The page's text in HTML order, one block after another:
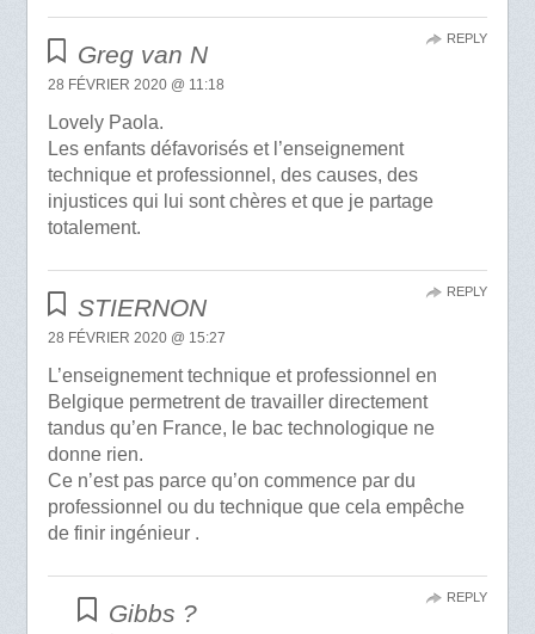
Greg van N
28 FÉVRIER 2020 @ 11:18
Lovely Paola.
Les enfants défavorisés et l’enseignement
technique et professionnel, des causes, des
injustices qui lui sont chères et que je partage
totalement.
REPLY
STIERNON
28 FÉVRIER 2020 @ 15:27
L’enseignement technique et professionnel en
Belgique permetrent de travailler directement
tandus qu’en France, le bac technologique ne
donne rien.
Ce n’est pas parce qu’on commence par du
professionnel ou du technique que cela empêche
de finir ingénieur .
REPLY
Gibbs ?
REPLY